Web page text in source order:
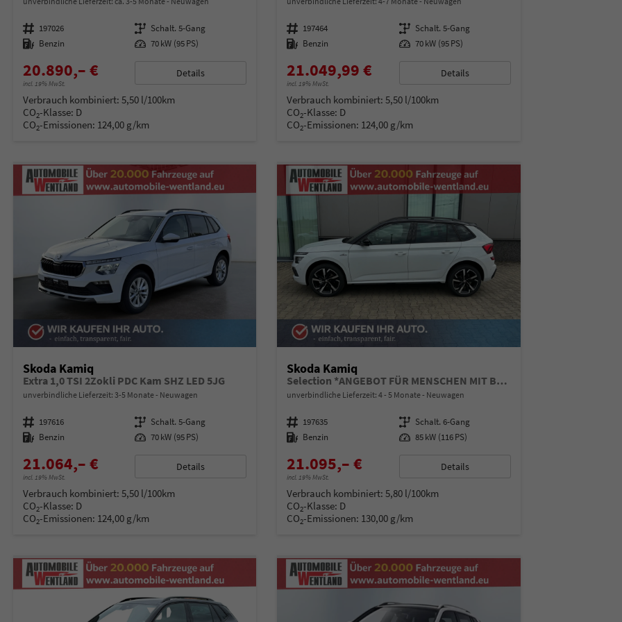
Fahrzeugnummer 197026 Getriebe Schalt. 5-Gang
Kraftstoff Benzin Leistung 70 kW (95 PS)
20.890,– €
incl. 19% MwSt.
Details
Verbrauch kombiniert: 5,50 l/100km
CO2-Klasse: D
CO2-Emissionen: 124,00 g/km
Fahrzeugnummer 197464 Getriebe Schalt. 5-Gang
Kraftstoff Benzin Leistung 70 kW (95 PS)
21.049,99 €
incl. 19% MwSt.
Details
Verbrauch kombiniert:5,50 l/100km
CO2-Klasse: D
CO2-Emissionen: 124,00 g/km
Skoda Kamiq
Extra 1,0 TSI 2Zokli PDC Kam SHZ LED 5JG
unverbindliche Lieferzeit: 3-5 Monate Neuwagen
Fahrzeugnummer 197616 Getriebe Schalt. 5-Gang
Kraftstoff Benzin Leistung 70 kW (95 PS)
21.064,– €
incl. 19% MwSt.
Details
Verbrauch kombiniert: 5,50 l/100km
CO2-Klasse: D
CO2-Emissionen: 124,00 g/km
Skoda Kamiq
Selection *ANGEBOT FÜR MENSCHEN MIT BEHINDERUNG AB 50%! 1.0 TSI 115PS, Klimaanlage, Sitzheizung, Parksensoren hinten, LED-Scheinwerfer, Tempomat, Infotainment 8", Virtual Cockpit Nebelscheinwerfer, Dachreling
unverbindliche Lieferzeit: 4 - 5 Monate Neuwagen
Fahrzeugnummer 197635 Getriebe Schalt. 6-Gang
Kraftstoff Benzin Leistung 85 kW (116 PS)
21.095,– €
incl. 19% MwSt.
Details
Verbrauch kombiniert:5,80 l/100km
CO2-Klasse: D
CO2-Emissionen: 130,00 g/km